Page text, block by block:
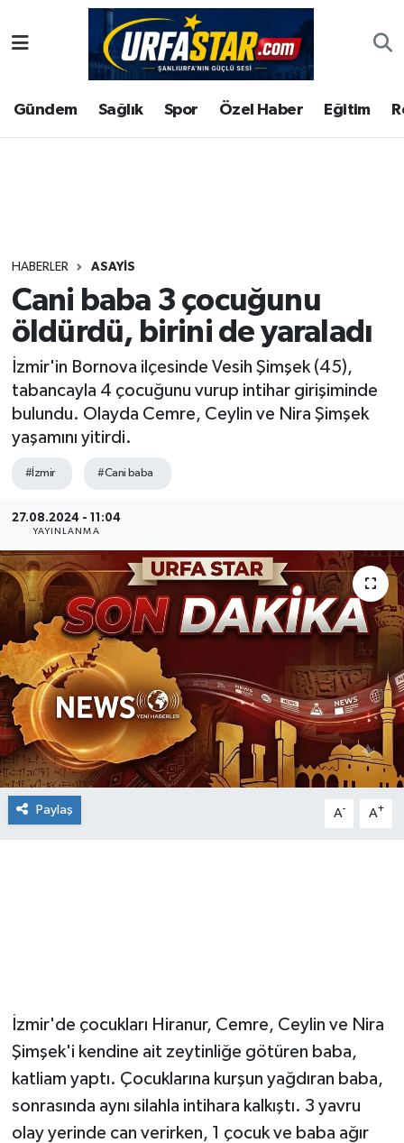
Gündem Sağlık Spor Özel Haber Eğitim
HABERLER ASAYİS
Cani baba 3 çocuğunu
öldürdü, birini de yaraladı
İzmir'in Bornova ilçesinde Vesih Şimşek (45),
tabancayla 4 çocuğunu vurup intihar girişiminde
bulundu. Olayda Cemre, Ceylin ve Nira Şimşek
yaşamını yitirdi.
#İzmir #Cani baba
27.08.2024 - 11:04
YAYINLANMA
Paylaş A- A+
İzmir'de çocukları Hiranur, Cemre, Ceylin ve Nira
Şimşek'i kendine ait zeytinliğe götüren baba,
katliam yaptı. Çocuklarına kurşun yağdıran baba,
sonrasında aynı silahla intihara kalkıştı. 3 yavru
olay yerinde can verirken, 1 çocuk ve baba ağır
ASAYİS
ÇEVRE
Gündem
Kültür
Magazin
Şanlıurfa Nöbetçi Eczaneler
Şanlıurfa Hava Durumu
Tüm Manşetler
Son Dakika Haberleri
Haber Arşivi